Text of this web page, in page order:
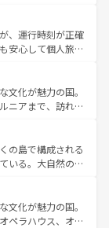
なる文化を体験で
報はコンテンツ一覧
着の
ほしい。
雅なアフタヌーン
パブ、サッカー観
富。イギリスを旅
、運行時刻が正確
安心して個人旅行
ではのユニークな
町歩きも満喫する
価も高いが、旅行
なお、新
照してほしい。
文化が魅力の国。
ニアまで、訪れる
グ、エンターテイ
。一方、アメリカ
ニオンやイエロー
が融合した独特の
で異なる魅力を楽
感じることができ
の島で構成される
いる。大自然の神
地といえばオアフ
島やカウアイ島が
をはじめ、豊かな
文化が魅力の国。
ペラハウス、オー